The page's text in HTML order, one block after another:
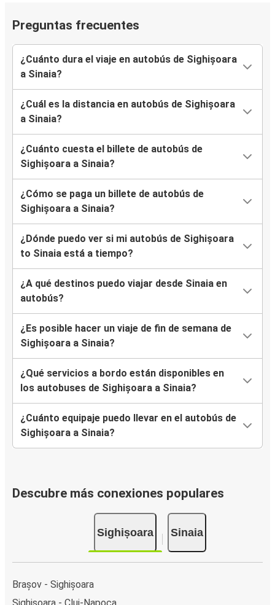
Preguntas frecuentes
¿Cuánto dura el viaje en autobús de Sighișoara
a Sinaia?
¿Cuál es la distancia en autobús de Sighișoara
a Sinaia?
¿Cuánto cuesta el billete de autobús de
Sighișoara a Sinaia?
¿Cómo se paga un billete de autobús de
Sighișoara a Sinaia?
¿Dónde puedo ver si mi autobús de Sighișoara
to Sinaia está a tiempo?
¿A qué destinos puedo viajar desde Sinaia en
autobús?
¿Es posible hacer un viaje de fin de semana de
Sighișoara a Sinaia?
¿Qué servicios a bordo están disponibles en
los autobuses de Sighișoara a Sinaia?
¿Cuánto equipaje puedo llevar en el autobús de
Sighișoara a Sinaia?
Descubre más conexiones populares
Sighișoara Sinaia
Brașov - Sighișoara
Sighișoara - Cluj-Napoca